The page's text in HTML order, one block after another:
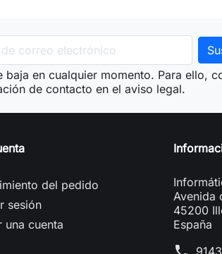
baja en cualquier momento. Para ello,
de contacto en el aviso legal.
del pedido
sesión
una cuenta
Avenida
45200
España